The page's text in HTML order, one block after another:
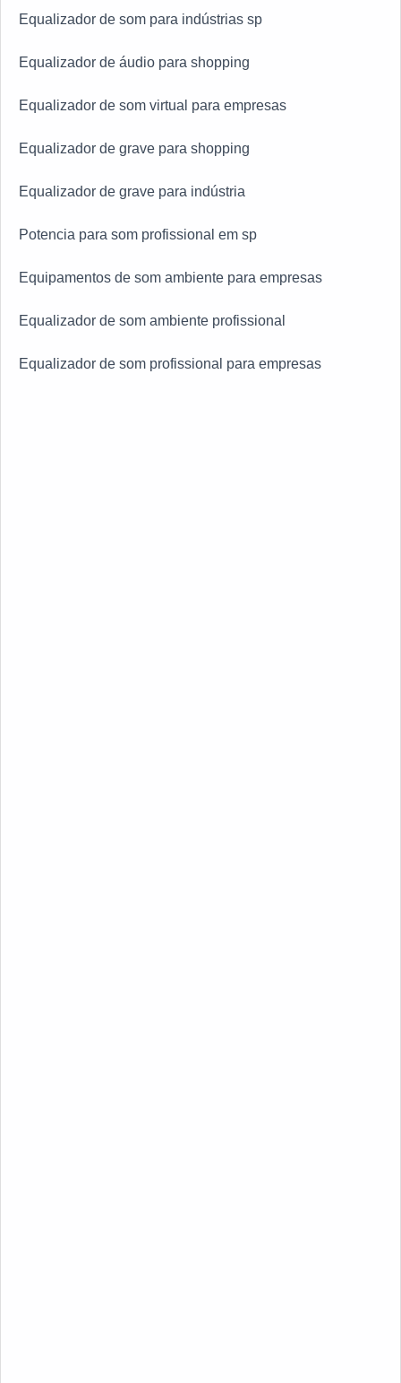
Equalizador de som para indústrias sp
Equalizador de áudio para shopping
Equalizador de som virtual para empresas
Equalizador de grave para shopping
Equalizador de grave para indústria
Potencia para som profissional em sp
Equipamentos de som ambiente para empresas
Equalizador de som ambiente profissional
Equalizador de som profissional para empresas